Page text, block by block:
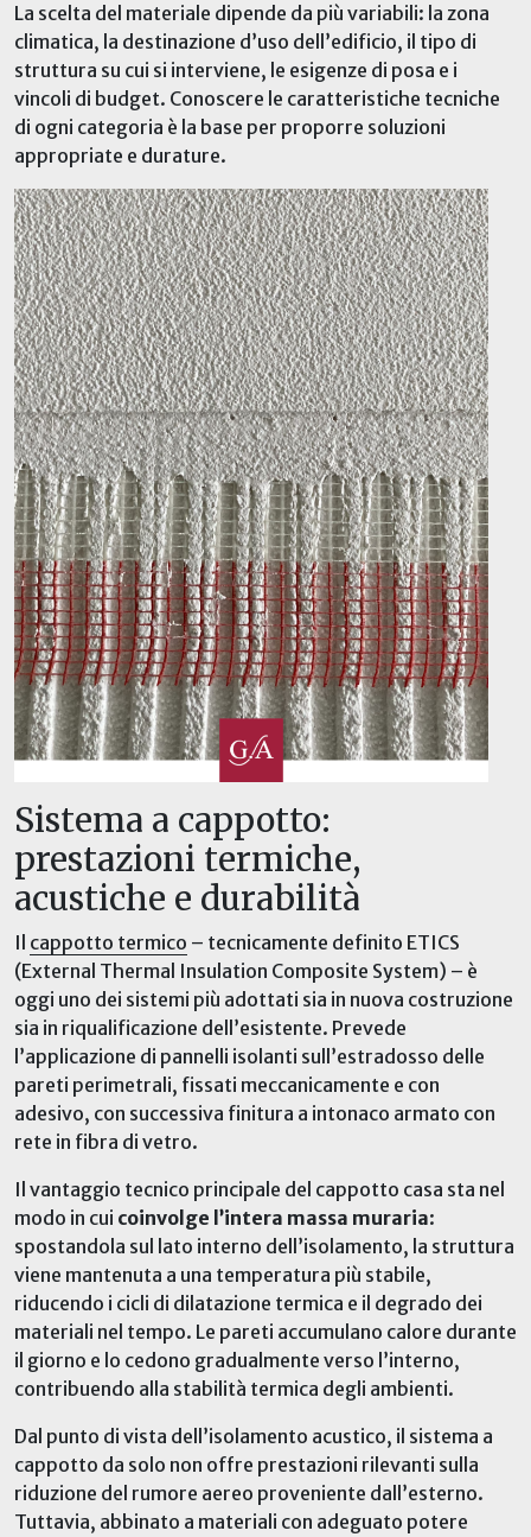
La scelta del materiale dipende da più variabili: la zona
climatica, la destinazione d’uso dell’edificio, il tipo di
struttura su cui si interviene, le esigenze di posa e i
vincoli di budget. Conoscere le caratteristiche tecniche
di ogni categoria è la base per proporre soluzioni
appropriate e durature.
Sistema a cappotto:
prestazioni termiche,
acustiche e durabilità
Il cappotto termico – tecnicamente definito ETICS
(External Thermal Insulation Composite System) – è
oggi uno dei sistemi più adottati sia in nuova costruzione
sia in riqualificazione dell’esistente. Prevede
l’applicazione di pannelli isolanti sull’estradosso delle
pareti perimetrali, fissati meccanicamente e con
adesivo, con successiva finitura a intonaco armato con
rete in fibra di vetro.
Il vantaggio tecnico principale del cappotto casa sta nel
modo in cui coinvolge l’intera massa muraria:
spostandola sul lato interno dell’isolamento, la struttura
viene mantenuta a una temperatura più stabile,
riducendo i cicli di dilatazione termica e il degrado dei
materiali nel tempo. Le pareti accumulano calore durante
il giorno e lo cedono gradualmente verso l’interno,
contribuendo alla stabilità termica degli ambienti.
Dal punto di vista dell’isolamento acustico, il sistema a
cappotto da solo non offre prestazioni rilevanti sulla
riduzione del rumore aereo proveniente dall’esterno.
Tuttavia, abbinato a materiali con adeguato potere